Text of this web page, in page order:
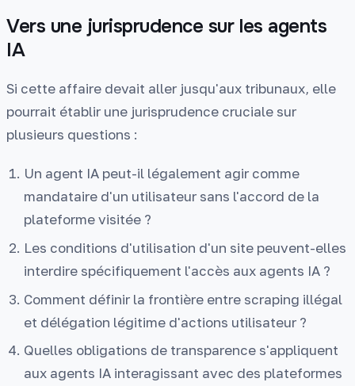
Vers une jurisprudence sur les agents
IA
Si cette affaire devait aller jusqu'aux tribunaux, elle
pourrait établir une jurisprudence cruciale sur
plusieurs questions :
Un agent IA peut-il légalement agir comme
mandataire d'un utilisateur sans l'accord de la
plateforme visitée ?
Les conditions d'utilisation d'un site peuvent-elles
interdire spécifiquement l'accès aux agents IA ?
Comment définir la frontière entre scraping illégal
et délégation légitime d'actions utilisateur ?
Quelles obligations de transparence s'appliquent
aux agents IA interagissant avec des plateformes